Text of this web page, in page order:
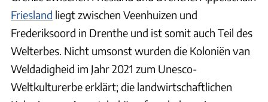
Friesland liegt zwischen Veenhuizen und
Frederiksoord in Drenthe und ist somit auch Teil des
Welterbes. Nicht umsonst wurden die Koloniën van
Weldadigheid im Jahr 2021 zum Unesco-
Weltkulturerbe erklärt; die landwirtschaftlichen